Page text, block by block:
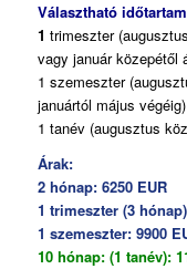
Választható
1 trimeszter
vagy január közepétől
1 szemeszter
januártól május végéig)
1 tanév (augusztus
Árak:
2 hónap: 6250 EUR
1 trimeszter (3
1 szemeszter: 9900
10 hónap: (1 tanév):